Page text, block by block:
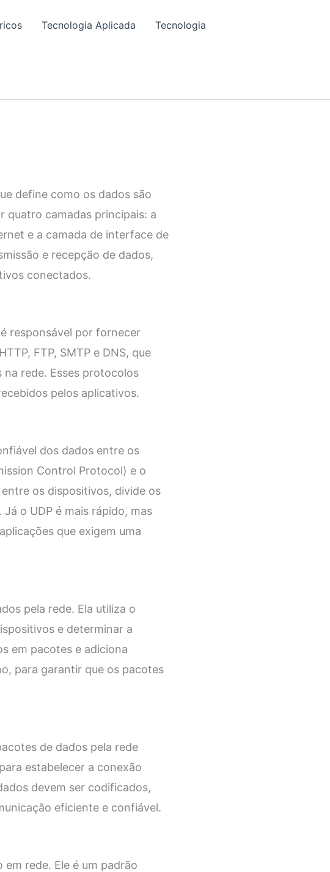
Tecnologia Aplicada Tecnologia
define como os dados são
quatro camadas principais: a
e a camada de interface de
e recepção de dados,
conectados.
responsável por fornecer
FTP, SMTP e DNS, que
rede. Esses protocolos
pelos aplicativos.
dos dados entre os
Control Protocol) e o
os dispositivos, divide os
o UDP é mais rápido, mas
que exigem uma
pela rede. Ela utiliza o
e determinar a
em pacotes e adiciona
para garantir que os pacotes
de dados pela rede
estabelecer a conexão
devem ser codificados,
eficiente e confiável.
rede. Ele é um padrão